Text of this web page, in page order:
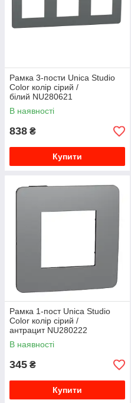
Рамка 3-пости Unica Studio
Color колір сірий /
білий NU280621
В наявності
838 ₴
Купити
Рамка 1-пост Unica Studio
Color колір сірий /
антрацит NU280222
В наявності
345 ₴
Купити